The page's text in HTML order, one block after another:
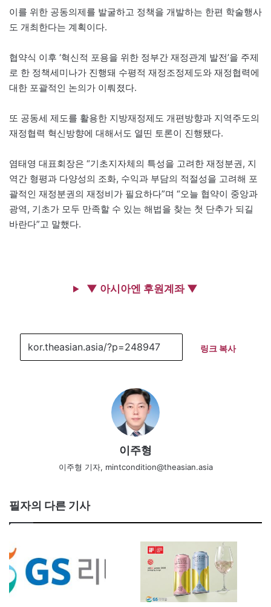
이를 위한 공동의제를 발굴하고 정책을 개발하는 한편 학술행사
도 개최한다는 계획이다.
협약식 이후 ‘혁신적 포용을 위한 정부간 재정관계 발전’을 주제
로 한 정책세미나가 진행돼 수평적 재정조정제도와 재정협력에
대한 포괄적인 논의가 이뤄졌다.
또 공동세 제도를 활용한 지방재정제도 개편방향과 지역주도의
재정협력 혁신방향에 대해서도 열띤 토론이 진행됐다.
염태영 대표회장은 “기초지자체의 특성을 고려한 재정분권, 지
역간 형평과 다양성의 조화, 수익과 부담의 적절성을 고려해 포
괄적인 재정분권의 재정비가 필요하다”며 “오늘 협약이 중앙과
광역, 기초가 모두 만족할 수 있는 해법을 찾는 첫 단추가 되길
바란다”고 말했다.
▼ 아시아엔 후원계좌 ▼
링크 복사
이주형
이주형 기자, mintcondition@theasian.asia
필자의 다른 기사